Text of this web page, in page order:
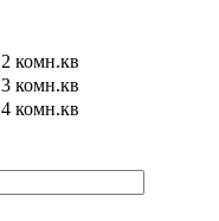
2 комн.кв
3 комн.кв
4 комн.кв